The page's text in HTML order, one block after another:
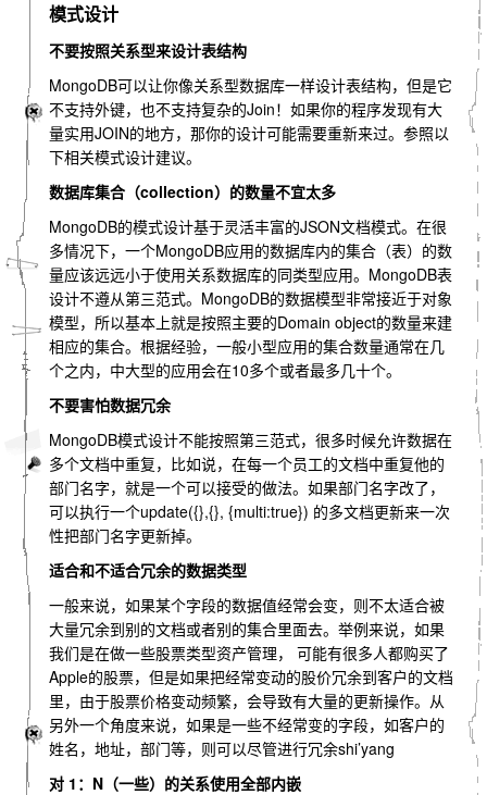
模式设计
不要按照关系型来设计表结构
MongoDB可以让你像关系型数据库一样设计表结构，但是它
不支持外键，也不支持复杂的Join！如果你的程序发现有大
量实用JOIN的地方，那你的设计可能需要重新来过。参照以
下相关模式设计建议。
数据库集合（collection）的数量不宜太多
MongoDB的模式设计基于灵活丰富的JSON文档模式。在很
多情况下，一个MongoDB应用的数据库内的集合（表）的数
量应该远远小于使用关系数据库的同类型应用。MongoDB表
设计不遵从第三范式。MongoDB的数据模型非常接近于对象
模型，所以基本上就是按照主要的Domain object的数量来建
相应的集合。根据经验，一般小型应用的集合数量通常在几
个之内，中大型的应用会在10多个或者最多几十个。
不要害怕数据冗余
MongoDB模式设计不能按照第三范式，很多时候允许数据在
多个文档中重复，比如说，在每一个员工的文档中重复他的
部门名字，就是一个可以接受的做法。如果部门名字改了，
可以执行一个update({},{}, {multi:true}) 的多文档更新来一次
性把部门名字更新掉。
适合和不适合冗余的数据类型
一般来说，如果某个字段的数据值经常会变，则不太适合被
大量冗余到别的文档或者别的集合里面去。举例来说，如果
我们是在做一些股票类型资产管理， 可能有很多人都购买了
Apple的股票，但是如果把经常变动的股价冗余到客户的文档
里，由于股票价格变动频繁，会导致有大量的更新操作。从
另外一个角度来说，如果是一些不经常变的字段，如客户的
姓名，地址，部门等，则可以尽管进行冗余shi’yang
对 1：N（一些）的关系使用全部内嵌